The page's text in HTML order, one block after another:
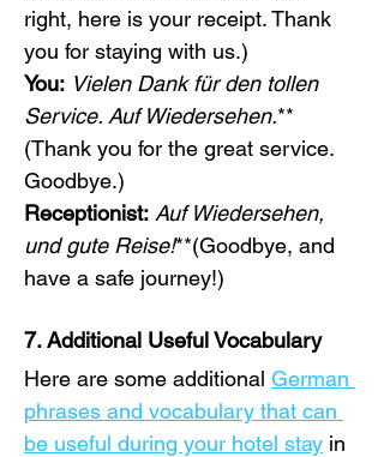
right, here is your receipt. Thank
you for staying with us.)
You: Vielen Dank für den tollen
Service. Auf Wiedersehen.**
(Thank you for the great service.
Goodbye.)
Receptionist: Auf Wiedersehen,
und gute Reise!**(Goodbye, and
have a safe journey!)
7. Additional Useful Vocabulary
Here are some additional German
phrases and vocabulary that can
be useful during your hotel stay in